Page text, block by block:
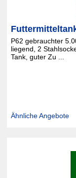
P62 gebrauchter
liegend, 2
Tank, guter Zu ...
Ähnliche Angebote